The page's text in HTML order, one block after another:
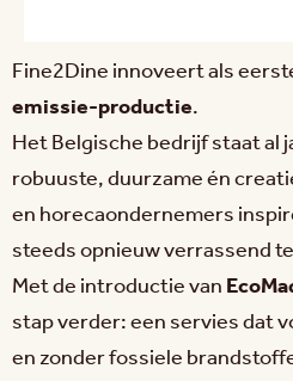
Fine2Dine innoveert als
emissie-productie.
Het Belgische bedrijf staat al
robuuste, duurzame én
en horecaondernemers
steeds opnieuw verrassend
Met de introductie van
stap verder: een servies dat
en zonder fossiele